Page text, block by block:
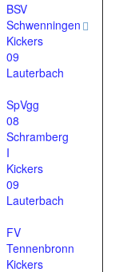
BSV
Schwenningen
Kickers
09
Lauterbach
SpVgg
08
Schramberg
I
Kickers
09
Lauterbach
FV
Tennenbronn
Kickers